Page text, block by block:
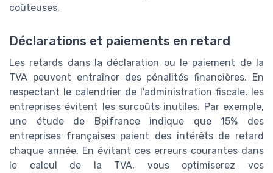
coûteuses.
Déclarations et paiements en retard
Les retards dans la déclaration ou le paiement de la
TVA peuvent entraîner des pénalités financières. En
respectant le calendrier de l'administration fiscale, les
entreprises évitent les surcoûts inutiles. Par exemple,
une étude de Bpifrance indique que 15% des
entreprises françaises paient des intérêts de retard
chaque année. En évitant ces erreurs courantes dans
le calcul de la TVA, vous optimiserez vos